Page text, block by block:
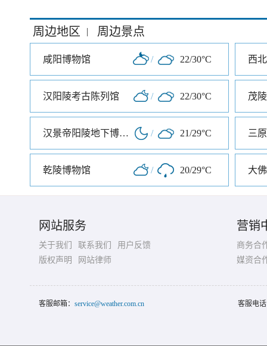
周边地区 | 周边景点
咸阳博物馆 / 22/30°C
汉阳陵考古陈列馆 / 22/30°C 茂
汉景帝阳陵地下博物馆 / 21/29°C 三
乾陵博物馆 / 20/29°C 大
网站服务
关于我们 联系我们
用户反馈
版权声明
网站律师
营销
商务合
媒资合
客服邮箱： service@weather.com.cn 客服电